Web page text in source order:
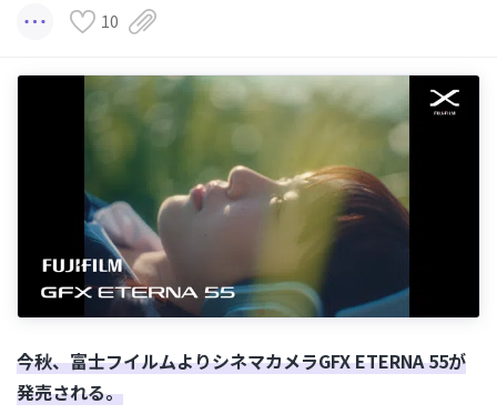
10
今秋、富士フイルムよりシネマカメラGFX ETERNA 55が
発売される。